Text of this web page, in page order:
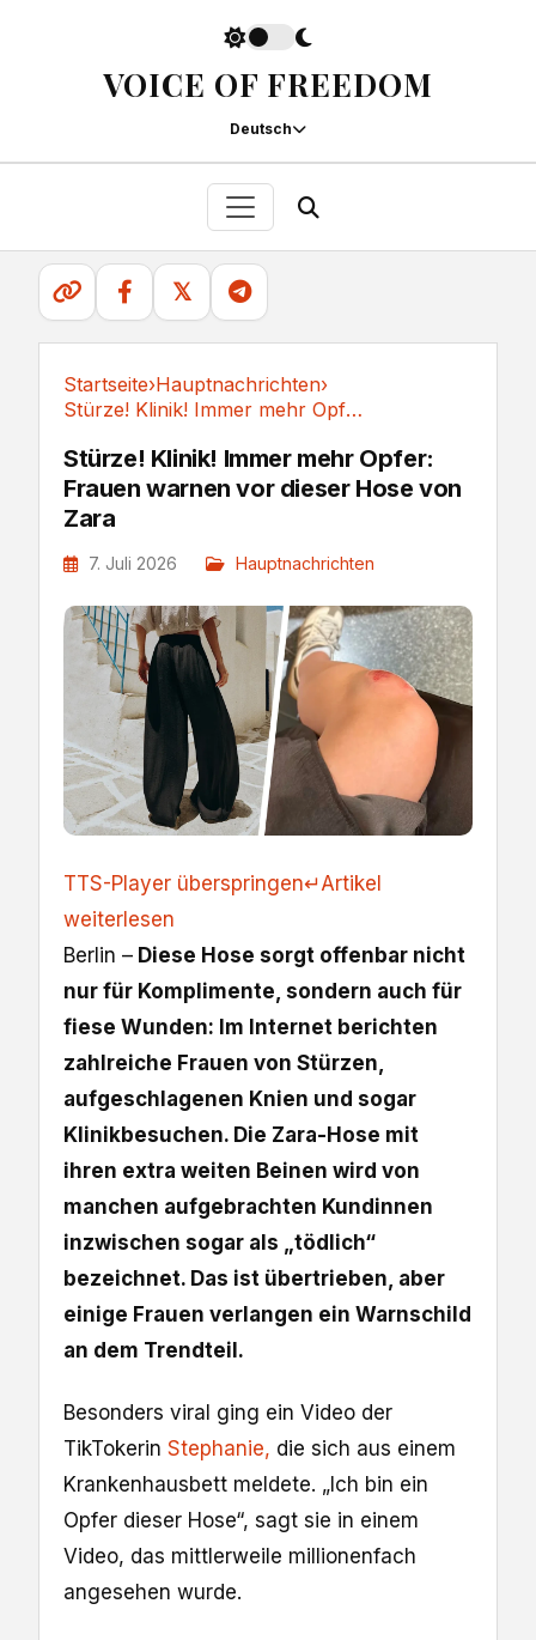
VOICE OF FREEDOM
Deutsch
𝕏
Startseite›Hauptnachrichten›
Stürze! Klinik! Immer mehr Opfer: Frauen...
Stürze! Klinik! Immer mehr Opfer:
Frauen warnen vor dieser Hose von
Zara
7. Juli 2026 Hauptnachrichten
TTS-Player überspringen↵Artikel
weiterlesen
Berlin – Diese Hose sorgt offenbar nicht
nur für Komplimente, sondern auch für
fiese Wunden: Im Internet berichten
zahlreiche Frauen von Stürzen,
aufgeschlagenen Knien und sogar
Klinikbesuchen. Die Zara-Hose mit
ihren extra weiten Beinen wird von
manchen aufgebrachten Kundinnen
inzwischen sogar als „tödlich“
bezeichnet. Das ist übertrieben, aber
einige Frauen verlangen ein Warnschild
an dem Trendteil.
Besonders viral ging ein Video der
TikTokerin Stephanie, die sich aus einem
Krankenhausbett meldete. „Ich bin ein
Opfer dieser Hose“, sagt sie in einem
Video, das mittlerweile millionenfach
angesehen wurde.